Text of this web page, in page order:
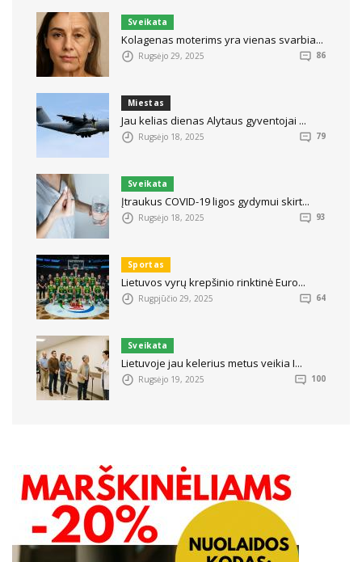
Sveikata
Kolagenas moterims yra vienas svarbia...
Rugsėjo 29, 2025 86
Miestas
Jau kelias dienas Alytaus gyventojai ...
Rugsėjo 18, 2025 79
Sveikata
Įtraukus COVID-19 ligos gydymui skirt...
Rugsėjo 18, 2025 93
Sportas
Lietuvos vyrų krepšinio rinktinė Euro...
Rugpjūčio 29, 2025 64
Sveikata
Lietuvoje jau kelerius metus veikia I...
Rugsėjo 19, 2025 100